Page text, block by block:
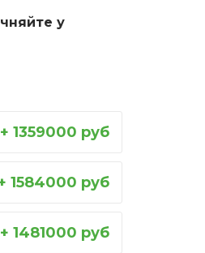
у
+ 1359000 руб
1584000 руб
+ 1481000 руб